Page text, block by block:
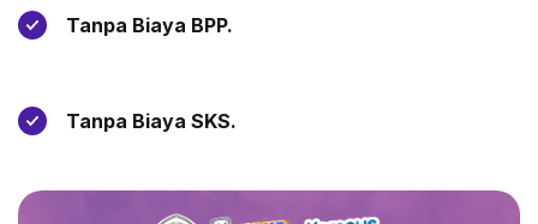
Tanpa Biaya BPP.
Tanpa Biaya SKS.